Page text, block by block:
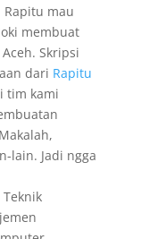
mau
membuat
Skripsi
dari Rapitu
tim kami
lain. Jadi ngga